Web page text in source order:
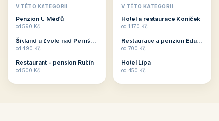
objekty, které nabízí
ubytování skupin v
penzionech, hotelích a
Budete překva...
V TÉTO KATEGORII:
Penzion U Méďů
od 590 Kč
Šikland u Zvole nad Pernštejnem
od 490 Kč
Restaurant - pension Rubín
od 500 Kč
objekty, které mají
zkušenosti pořádat i
menší firemní akce a
ob...
V TÉTO KATEGORII:
Hotel a restaurace Koníček
od 1 170 Kč
Restaurace a penzion Eduard
od 700 Kč
Hotel Lípa
od 450 Kč